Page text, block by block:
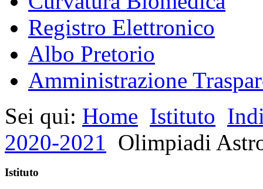
Registro Elettronico
Albo Pretorio
Amministrazione
Sei qui: Home Istituto
2020-2021
Olimpiadi
Istituto